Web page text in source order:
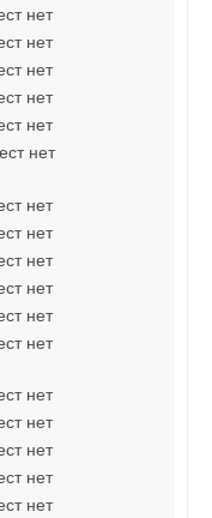
нет
нет
нет
нет
нет
нет
нет
нет
нет
нет
нет
нет
нет
нет
нет
нет
нет